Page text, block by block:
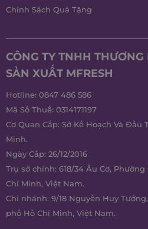
Chính Sách Quà Tặng
CÔNG TY TNHH
SẢN XUẤT MFRESH
Hotline: 0847 486 586
Mã Số Thuế: 0314171197
Cơ Quan Cấp: Sở Kế Hoạch Và Đầu
Minh.
Ngày Cấp: 26/12/2016
Trụ sở chính: 618/34 Âu Cơ,
Chí Minh, Việt Nam.
Chi nhánh: 9/18 Nguyễn Huy
phố Hồ Chí Minh, Việt Nam.